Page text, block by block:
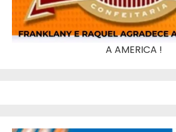
A AMERICA !